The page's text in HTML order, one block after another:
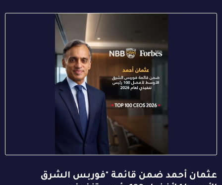
عثمان أحمد ضمن قائمة "فوربس الشرق